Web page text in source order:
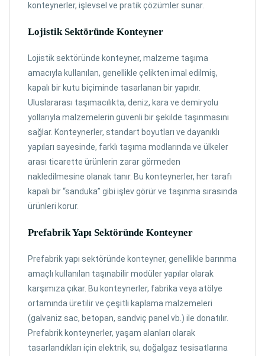
konteynerler, işlevsel ve pratik çözümler sunar.
Lojistik Sektöründe Konteyner
Lojistik sektöründe konteyner, malzeme taşıma
amacıyla kullanılan, genellikle çelikten imal edilmiş,
kapalı bir kutu biçiminde tasarlanan bir yapıdır.
Uluslararası taşımacılıkta, deniz, kara ve demiryolu
yollarıyla malzemelerin güvenli bir şekilde taşınmasını
sağlar. Konteynerler, standart boyutları ve dayanıklı
yapıları sayesinde, farklı taşıma modlarında ve ülkeler
arası ticarette ürünlerin zarar görmeden
nakledilmesine olanak tanır. Bu konteynerler, her tarafı
kapalı bir “sanduka” gibi işlev görür ve taşınma sırasında
ürünleri korur.
Prefabrik Yapı Sektöründe Konteyner
Prefabrik yapı sektöründe konteyner, genellikle barınma
amaçlı kullanılan taşınabilir modüler yapılar olarak
karşımıza çıkar. Bu konteynerler, fabrika veya atölye
ortamında üretilir ve çeşitli kaplama malzemeleri
(galvaniz sac, betopan, sandviç panel vb.) ile donatılır.
Prefabrik konteynerler, yaşam alanları olarak
tasarlandıkları için elektrik, su, doğalgaz tesisatlarına